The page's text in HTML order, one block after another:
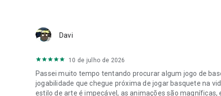
Davi
10 de julho de 2026
Passei muito tempo tentando procurar algum jogo de
jogabilidade que chegue próxima de jogar basquete na
estilo de arte é impecável, as animações são